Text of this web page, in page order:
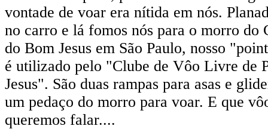
vontade de voar era nítida em nós.
no carro e lá fomos nós para o morro do
do Bom Jesus em São Paulo, nosso
é utilizado pelo "Clube de Vôo Livre de
Jesus". São duas rampas para asas e
um pedaço do morro para voar. E que
queremos falar....